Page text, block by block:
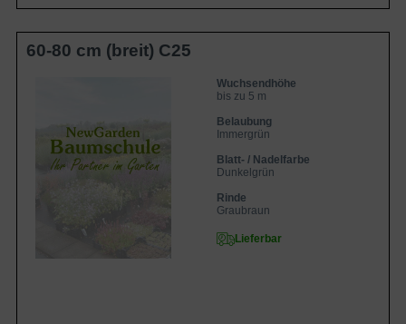
60-80 cm (breit) C25
Wuchsendhöhe
bis zu 5 m
Belaubung
Immergrün
Blatt- / Nadelfarbe
Dunkelgrün
Rinde
Graubraun
Lieferbar